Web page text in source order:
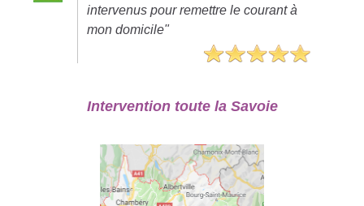
intervenus pour remettre le courant à
mon domicile"
Intervention toute la Savoie